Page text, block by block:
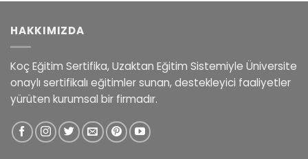
HAKKIMIZDA
Koç Eğitim Sertifika, Uzaktan Eğitim Sistemiyle Üniversite
onaylı sertifikalı eğitimler sunan, destekleyici faaliyetler
yürüten kurumsal bir firmadır.